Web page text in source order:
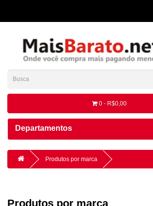
0 - R$0,00
Departamentos
Produtos por marca
Produtos por marca